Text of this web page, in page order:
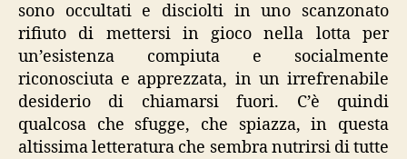
sono occultati e disciolti in uno scanzonato
rifiuto di mettersi in gioco nella lotta per
un’esistenza compiuta e socialmente
riconosciuta e apprezzata, in un irrefrenabile
desiderio di chiamarsi fuori. C’è quindi
qualcosa che sfugge, che spiazza, in questa
altissima letteratura che sembra nutrirsi di tutte